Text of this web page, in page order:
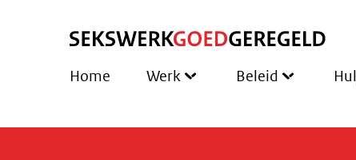
Home Werk Beleid